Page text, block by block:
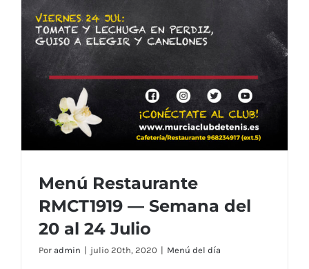
Menú Restaurante
RMCT1919 — Semana del
20 al 24 Julio
Por admin | julio 20th, 2020 | Menú del día